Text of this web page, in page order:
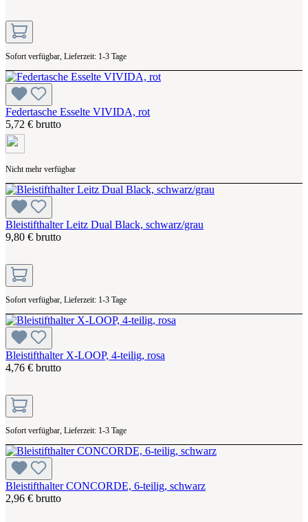
Sofort verfügbar, Lieferzeit: 1-3 Tage
Federtasche Esselte VIVIDA, rot
5,72 € brutto
Nicht mehr verfügbar
Bleistifthalter Leitz Dual Black, schwarz/grau
9,80 € brutto
Sofort verfügbar, Lieferzeit: 1-3 Tage
Bleistifthalter X-LOOP, 4-teilig, rosa
4,76 € brutto
Sofort verfügbar, Lieferzeit: 1-3 Tage
Bleistifthalter CONCORDE, 6-teilig, schwarz
2,96 € brutto